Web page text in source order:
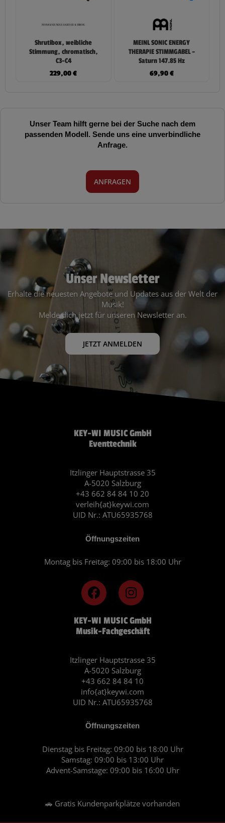
Shrutibox, weibliche
Stimmung, chromatisch,
C3-C4
229,00€
MEINL SONIC ENERGY
THERAPIE STIMMGABEL –
Saturn 147.85 Hz
69,90€
Unser Team hilft gerne bei der Suche nach dem
passenden Modell. Sende uns eine unverbindliche
Anfrage.
ANFRAGEN
Unser Newsletter
Erhalte die neuesten Angebote und Updates aus der Welt der
Musik!
Melde dich jetzt für unseren Newsletter an.
JETZT ANMELDEN
KEY-WI MUSIC GmbH
Musik-Fachgeschäft
Itzlinger Hauptstrasse 35
A-5020 Salzburg
+43 662 84 84 10
info{at}keywi.com
UID Nr.: ATU65935768
Öffnungszeiten
Dienstag bis Freitag: 09:00 bis 18:00 Uhr
Samstag: 09:00 bis 13:00 Uhr
Advent-Samstage: 09:00 bis 16:00 Uhr
🚗 Gratis Kundenparkplätze vorhanden
F
a
c
e
b
o
k
I
n
s
t
a
r
a
m
KEY-WI MUSIC GmbH
Eventtechnik
Itzlinger Hauptstrasse 35
A-5020 Salzburg
+43 662 84 84 10 20
verleih{at}keywi.com
UID Nr.: ATU65935768
Öffnungszeiten
Montag bis Freitag: 09:00 bis 18:00 Uhr